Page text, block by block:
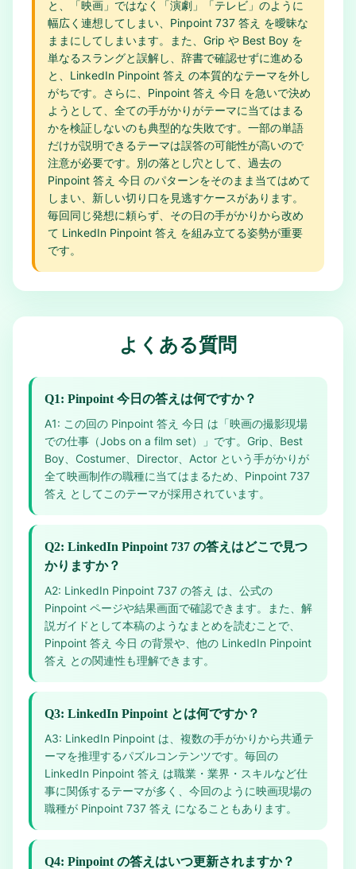
と、「映画」ではなく「演劇」「テレビ」のように
幅広く連想してしまい、Pinpoint 737 答え を曖昧な
ままにしてしまいます。また、Grip や Best Boy を
単なるスラングと誤解し、辞書で確認せずに進める
と、LinkedIn Pinpoint 答え の本質的なテーマを外し
がちです。さらに、Pinpoint 答え 今日 を急いで決め
ようとして、全ての手がかりがテーマに当てはまる
かを検証しないのも典型的な失敗です。一部の単語
だけが説明できるテーマは誤答の可能性が高いので
注意が必要です。別の落とし穴として、過去の
Pinpoint 答え 今日 のパターンをそのまま当てはめて
しまい、新しい切り口を見逃すケースがあります。
毎回同じ発想に頼らず、その日の手がかりから改め
て LinkedIn Pinpoint 答え を組み立てる姿勢が重要
です。
よくある質問
Q1: Pinpoint 今日の答えは何ですか？
A1: この回の Pinpoint 答え 今日 は「映画の撮影現場
での仕事（Jobs on a film set）」です。Grip、Best
Boy、Costumer、Director、Actor という手がかりが
全て映画制作の職種に当てはまるため、Pinpoint 737
答え としてこのテーマが採用されています。
Q2: LinkedIn Pinpoint 737 の答えはどこで見つ
かりますか？
A2: LinkedIn Pinpoint 737 の答え は、公式の
Pinpoint ページや結果画面で確認できます。また、解
説ガイドとして本稿のようなまとめを読むことで、
Pinpoint 答え 今日 の背景や、他の LinkedIn Pinpoint
答え との関連性も理解できます。
Q3: LinkedIn Pinpoint とは何ですか？
A3: LinkedIn Pinpoint は、複数の手がかりから共通テ
ーマを推理するパズルコンテンツです。毎回の
LinkedIn Pinpoint 答え は職業・業界・スキルなど仕
事に関係するテーマが多く、今回のように映画現場の
職種が Pinpoint 737 答え になることもあります。
Q4: Pinpoint の答えはいつ更新されますか？